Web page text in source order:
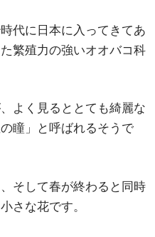
代に日本に入ってきてあ
繁殖力の強いオオバコ科
よく見るととても綺麗な
瞳」と呼ばれるそうで
そして春が終わると同時
さな花です。